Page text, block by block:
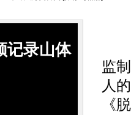
记录山体
监
人
《